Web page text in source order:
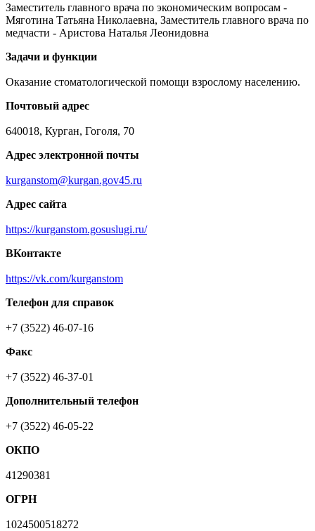
Заместитель главного врача по экономическим вопросам -
Мяготина Татьяна Николаевна, Заместитель главного врача по
медчасти - Аристова Наталья Леонидовна
Задачи и функции
Оказание стоматологической помощи взрослому населению.
Почтовый адрес
640018, Курган, Гоголя, 70
Адрес электронной почты
kurganstom@kurgan.gov45.ru
Адрес сайта
https://kurganstom.gosuslugi.ru/
ВКонтакте
https://vk.com/kurganstom
Телефон для справок
+7 (3522) 46-07-16
Факс
+7 (3522) 46-37-01
Дополнительный телефон
+7 (3522) 46-05-22
ОКПО
41290381
ОГРН
1024500518272